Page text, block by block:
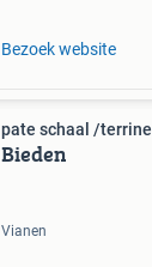
Bezoek website
pate schaal /terrine
Bieden
Vianen